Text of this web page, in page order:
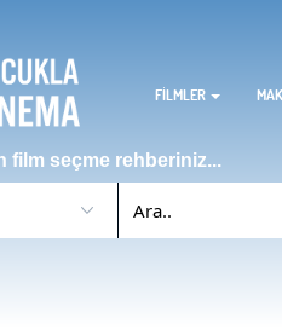
FİLMLER
film seçme rehberiniz...